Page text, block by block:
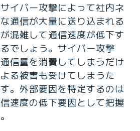
イバー攻撃によって社内ネ
通信が大量に送り込まれる
混雑して通信速度が低下す
でしょう。サイバー攻撃
信量を消費してしまうだけ
る被害も受けてしまうた
。外部要因を特定するのは
速度の低下要因として把握